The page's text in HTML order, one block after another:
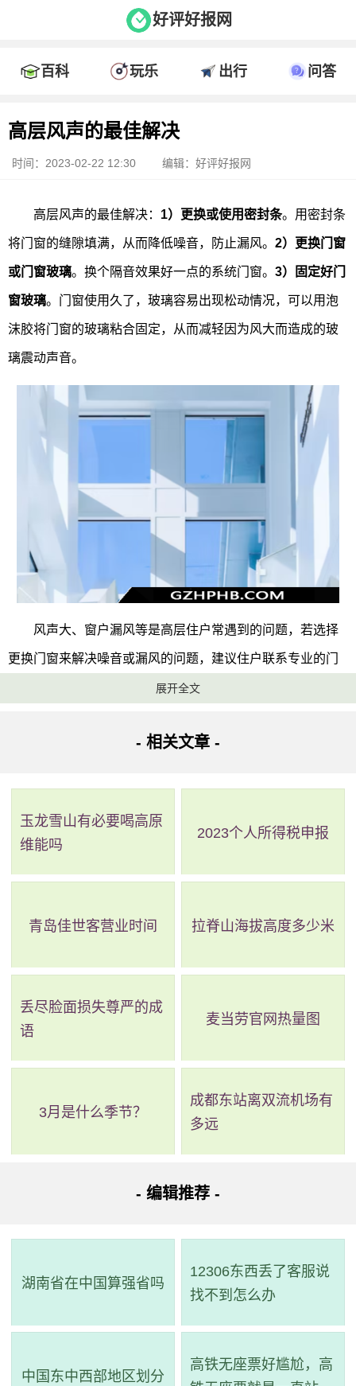
好评好报网
百科 玩乐 出行 问答
高层风声的最佳解决
时间：2023-02-22 12:30 编辑：好评好报网
高层风声的最佳解决： 1）更换或使用密封条。用密封条
将门窗的缝隙填满，从而降低噪音，防止漏风。 2）更换门窗
或门窗玻璃。换个隔音效果好一点的系统门窗。 3）固定好门
窗玻璃。门窗使用久了，玻璃容易出现松动情况，可以用泡
沫胶将门窗的玻璃粘合固定，从而减轻因为风大而造成的玻
璃震动声音。
风声大、窗户漏风等是高层住户常遇到的问题，若选择
更换门窗来解决噪音或漏风的问题，建议住户联系专业的门
窗维修工作人员上门处理，以免住户自己处理不当出现意
展开全文
- 相关文章 -
玉龙雪山有必要喝高原
维能吗
2023个人所得税申报
青岛佳世客营业时间 拉脊山海拔高度多少米
丢尽脸面损失尊严的成
语
麦当劳官网热量图
3月是什么季节？
成都东站离双流机场有
多远
- 编辑推荐 -
湖南省在中国算强省吗
12306东西丢了客服说
找不到怎么办
中国东中西部地区划分
高铁无座票好尴尬，高